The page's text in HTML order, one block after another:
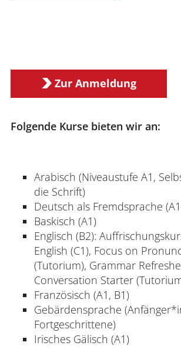
Zur Anmeldung
Folgende Kurse bieten wir an:
Arabisch (Niveaustufe A1,
die Schrift)
Deutsch als Fremdsprache
Baskisch (A1)
Englisch (B2):
English (C1), Focus on
(Tutorium), Grammar
Conversation Starter
Französisch (A1, B1)
Gebärdensprache
Fortgeschrittene)
Irisches Gälisch (A1)